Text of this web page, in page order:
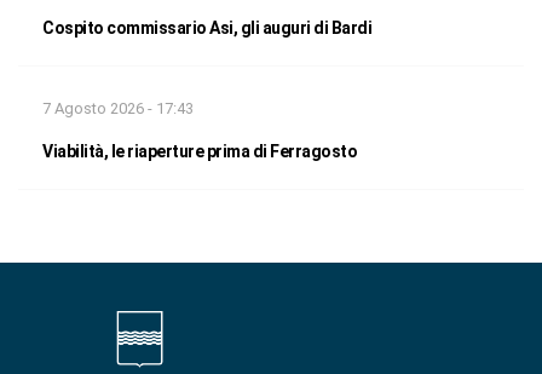
Cospito commissario Asi, gli auguri di Bardi
7 Agosto 2026 - 17:43
Viabilità, le riaperture prima di Ferragosto